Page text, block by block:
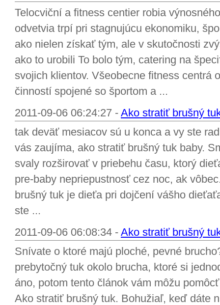
Telocviční a fitness centier robia
odvetvia trpí pri stagnujúcu ekonomiku,
ako nielen získať tým, ale v skutočnosti
ako to urobili To bolo tým, catering na
svojich klientov. Všeobecne fitness centrá
činností spojené so športom a ...
2011-09-06 06:24:27 - Ako stratiť brušný
tak deväť mesiacov sú u konca a vy ste
vás zaujíma, ako stratiť brušný tuk baby.
svaly rozširovať v priebehu času, ktorý
pre-baby nepriepustnosť cez noc, ak
brušný tuk je dieťa pri dojčení vášho
ste ...
2011-09-06 06:08:34 - Ako stratiť brušný
Snívate o ktoré majú ploché, pevné
prebytočný tuk okolo brucha, ktoré si
áno, potom tento článok vám môžu
Ako stratiť brušný tuk. Bohužiaľ, keď dáte